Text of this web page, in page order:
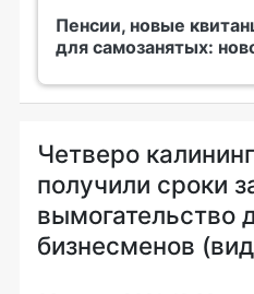
Пенсии, новые
для самозанятых:
Четверо
получили сроки
вымогательство
бизнесменов